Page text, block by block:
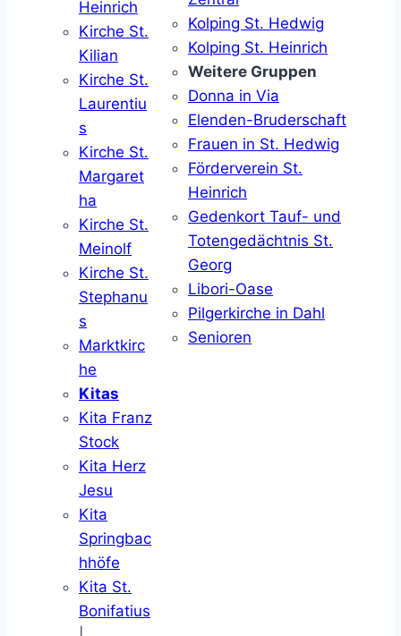
Heinrich
Kirche St.
Kilian
Kirche St.
Laurentiu
s
Kirche St.
Margaret
ha
Kirche St.
Meinolf
Kirche St.
Stephanu
s
Marktkirc
he
Kitas
Kita Franz
Stock
Kita Herz
Jesu
Kita
Springbac
hhöfe
Kita St.
Bonifatius
Kolping St. Hedwig
Kolping St. Heinrich
Weitere Gruppen
Donna in Via
Elenden-Bruderschaft
Frauen in St. Hedwig
Förderverein St.
Heinrich
Gedenkort Tauf- und
Totengedächtnis St.
Georg
Libori-Oase
Pilgerkirche in Dahl
Senioren